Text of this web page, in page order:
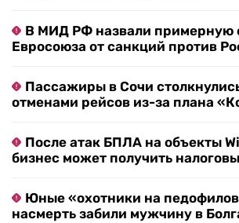
В МИД РФ назвали примерную
Евросоюза от санкций против
Пассажиры в Сочи
отменами рейсов из-за плана
После атак БПЛА на объекты
бизнес может получить
Юные «охотники на
насмерть забили мужчину в